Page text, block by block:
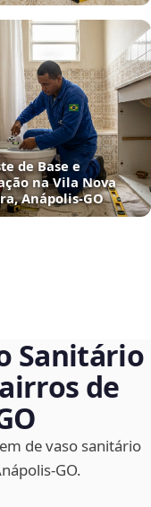
de Base e
na Vila Nova
Anápolis‑GO
Sanitário
de
de vaso sanitário